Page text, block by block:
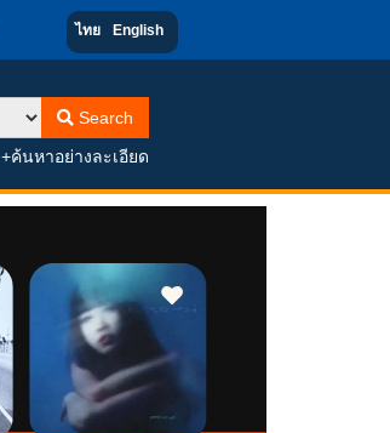
ไทย English
Search
+ค้นหาอย่างละเอียด